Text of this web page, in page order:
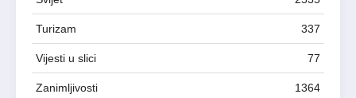
Turizam 337
Vijesti u slici 77
Zanimljivosti 1364